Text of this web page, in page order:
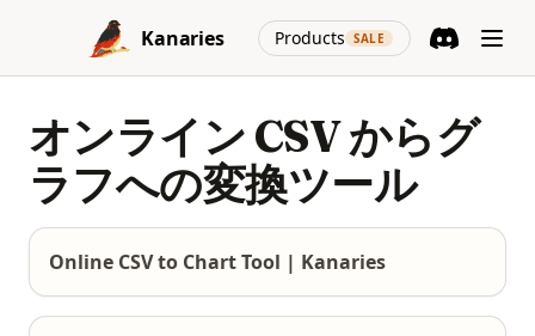
Skip to content
Kanaries
Products SALE
(opens in a
オンライン CSV からグ
ラフへの変換ツール
Online CSV to Chart Tool | Kanaries